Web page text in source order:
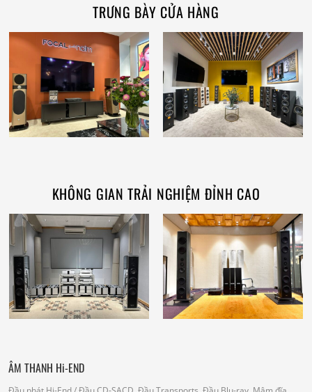
TRƯNG BÀY CỬA HÀNG
KHÔNG GIAN TRẢI NGHIỆM ĐỈNH CAO
ÂM THANH Hi-END